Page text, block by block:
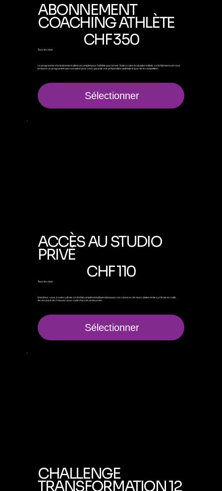
ABONNEMENT
COACHING ATHLÈTE
CHF350
Tous les mois
Le programme d'entraînement ultime et complet pour l'athlète passionné. Suite à votre évaluation initiale, ce forfait mensuel vous
propose un programme personnalisé pour vous garantir une préparation optimale le jour de la compétition.
Sélectionner
ACCÈS AU STUDIO
PRIVÉ
CHF110
Tous les mois
Entraînez-vous à votre rythme. Un forfait complet et indépendant pour vos séances de musculation et de cyclisme en salle.
Accès privé de 2 heures avec code d'accès et douches.
Sélectionner
CHALLENGE
TRANSFORMATION 12